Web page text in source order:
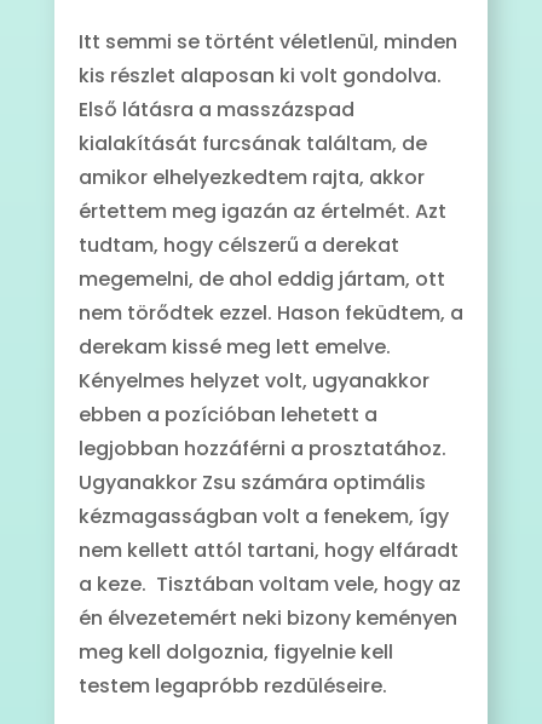
Itt semmi se történt véletlenül, minden
kis részlet alaposan ki volt gondolva.
Első látásra a masszázspad
kialakítását furcsának találtam, de
amikor elhelyezkedtem rajta, akkor
értettem meg igazán az értelmét. Azt
tudtam, hogy célszerű a derekat
megemelni, de ahol eddig jártam, ott
nem törődtek ezzel. Hason feküdtem, a
derekam kissé meg lett emelve.
Kényelmes helyzet volt, ugyanakkor
ebben a pozícióban lehetett a
legjobban hozzáférni a prosztatához.
Ugyanakkor Zsu számára optimális
kézmagasságban volt a fenekem, így
nem kellett attól tartani, hogy elfáradt
a keze. Tisztában voltam vele, hogy az
én élvezetemért neki bizony keményen
meg kell dolgoznia, figyelnie kell
testem legapróbb rezdüléseire.